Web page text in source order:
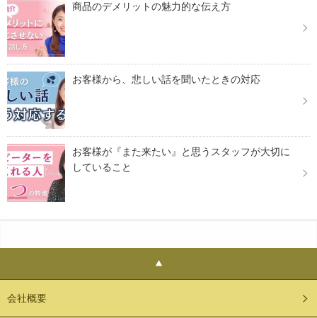
商品のデメリットの魅力的な伝え方
お客様から、悲しい話を聞いたときの対応
お客様が『また来たい』と思うスタッフが大切に
していること
会社概要